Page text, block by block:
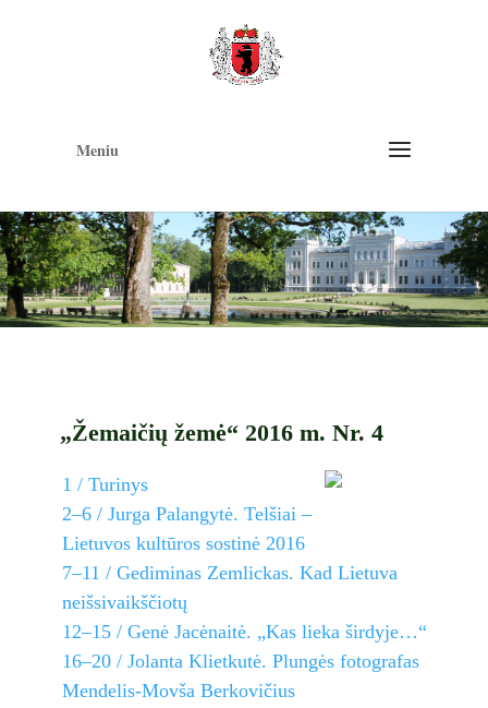
Meniu
„Žemaičių žemė“ 2016 m. Nr. 4
1 / Turinys
2–6 / Jurga Palangytė. Telšiai –
Lietuvos kultūros sostinė 2016
7–11 / Gediminas Zemlickas. Kad Lietuva
neišsivaikščiotų
12–15 / Genė Jacėnaitė. „Kas lieka širdyje…“
16–20 / Jolanta Klietkutė. Plungės fotografas
Mendelis-Movša Berkovičius